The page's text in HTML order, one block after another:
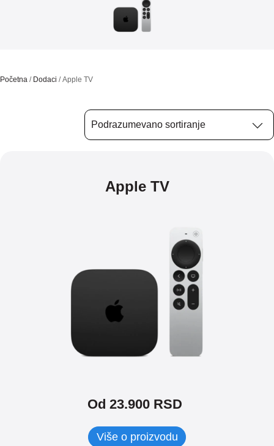
Početna / Dodaci / Apple TV
Apple TV
Od 23.900 RSD
Više o proizvodu